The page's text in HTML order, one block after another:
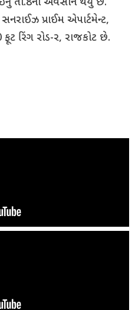
તા.8ના અવસાન થયું છે.
પ્રાઈમ એપાર્ટમેન્ટ,
ફૂટ રિંગ રોડ-ર, રાજકોટ છે.